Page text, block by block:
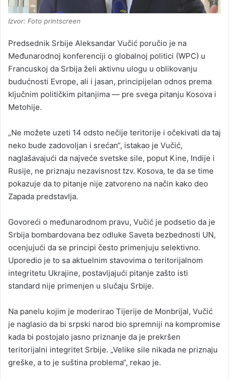
Izvor: Foto printscreen
Predsednik Srbije Aleksandar Vučić poručio je na
Međunarodnoj konferenciji o globalnoj politici (WPC) u
Francuskoj da Srbija želi aktivnu ulogu u oblikovanju
budućnosti Evrope, ali i jasan, principijelan odnos prema
ključnim političkim pitanjima — pre svega pitanju Kosova i
Metohije.
„Ne možete uzeti 14 odsto nečije teritorije i očekivati da taj
neko bude zadovoljan i srećan“, istakao je Vučić,
naglašavajući da najveće svetske sile, poput Kine, Indije i
Rusije, ne priznaju nezavisnost tzv. Kosova, te da se time
pokazuje da to pitanje nije zatvoreno na način kako deo
Zapada predstavlja.
Govoreći o međunarodnom pravu, Vučić je podsetio da je
Srbija bombardovana bez odluke Saveta bezbednosti UN,
ocenjujući da se principi često primenjuju selektivno.
Uporedio je to sa aktuelnim stavovima o teritorijalnom
integritetu Ukrajine, postavljajući pitanje zašto isti
standard nije primenjen u slučaju Srbije.
Na panelu kojim je moderirao Tijerije de Monbrijal, Vučić
je naglasio da bi srpski narod bio spremniji na kompromise
kada bi postojalo jasno priznanje da je prekršen
teritorijalni integritet Srbije. „Velike sile nikada ne priznaju
greške, a to je suština problema“, rekao je.